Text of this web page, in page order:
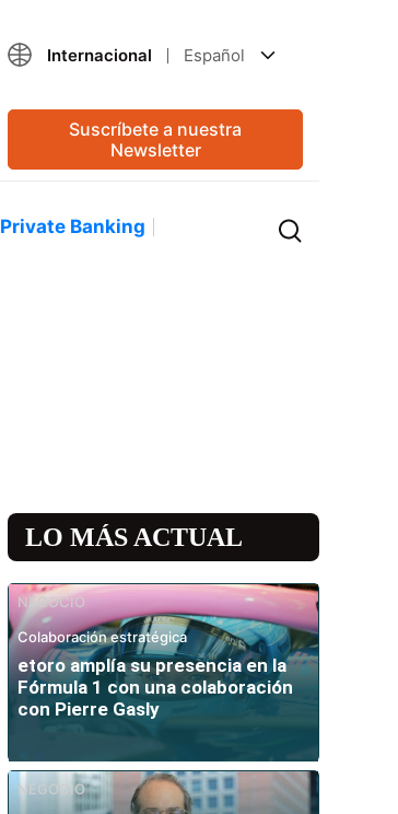
Internacional Español
Suscríbete a nuestra
Newsletter
Private Banking
LO MÁS ACTUAL
NEGOCIO
Colaboración estratégica
etoro amplía su presencia en la
Fórmula 1 con una colaboración
con Pierre Gasly
NEGOCIO